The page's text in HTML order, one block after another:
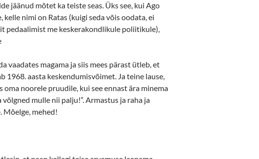
jäänud mõtet ka teiste seas. Üks see, kui Ago
kelle nimi on Ratas (kuigi seda võis oodata, ei
pedaalimist me keskerakondlikule poliitikule),
vaadates magama ja siis mees pärast ütleb, et
1968. aasta keskendumisvõimet. Ja teine lause,
oma noorele pruudile, kui see ennast ära minema
võlgned mulle nii palju!”. Armastus ja raha ja
Mõelge, mehed!